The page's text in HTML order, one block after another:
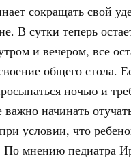
сокращать свой
В сутки теперь
и вечером, все
общего стола.
ночью и
важно начинать
условии, что
По мнению педиатра